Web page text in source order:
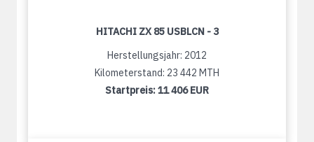
HITACHI ZX 85 USBLCN - 3
Herstellungsjahr: 2012
Kilometerstand: 23 442 MTH
Startpreis:11 406 EUR